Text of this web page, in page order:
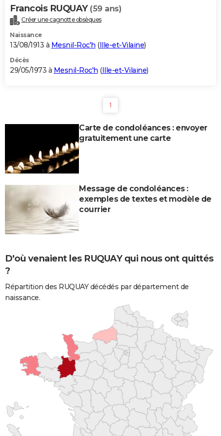
Francois RUQUAY (59 ans)
Créer une cagnotte obsèques
Naissance
13/08/1913 à Mesnil-Roc'h (Ille-et-Vilaine)
Décès
29/05/1973 à Mesnil-Roc'h (Ille-et-Vilaine)
1
Carte de condoléances : envoyer
gratuitement une carte
Message de condoléances :
exemples de textes et modèle de
courrier
D'où venaient les RUQUAY qui nous ont quittés
?
Répartition des RUQUAY décédés par département de
naissance.